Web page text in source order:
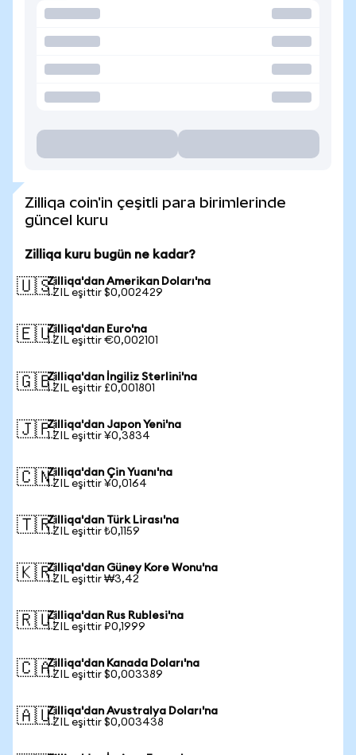
Zilliqa coin'in çeşitli para birimlerinde
güncel kuru
Zilliqa kuru bugün ne kadar?
🇺🇸Zilliqa'dan Amerikan Doları'na
1 ZIL eşittir $0,002429
🇪🇺Zilliqa'dan Euro'na
1 ZIL eşittir €0,002101
🇬🇧Zilliqa'dan İngiliz Sterlini'na
1 ZIL eşittir £0,001801
🇯🇵Zilliqa'dan Japon Yeni'na
1 ZIL eşittir ¥0,3834
🇨🇳Zilliqa'dan Çin Yuanı'na
1 ZIL eşittir ¥0,0164
🇹🇷Zilliqa'dan Türk Lirası'na
1 ZIL eşittir ₺0,1159
🇰🇷Zilliqa'dan Güney Kore Wonu'na
1 ZIL eşittir ₩3,42
🇷🇺Zilliqa'dan Rus Rublesi'na
1 ZIL eşittir ₽0,1999
🇨🇦Zilliqa'dan Kanada Doları'na
1 ZIL eşittir $0,003389
🇦🇺Zilliqa'dan Avustralya Doları'na
1 ZIL eşittir $0,003438